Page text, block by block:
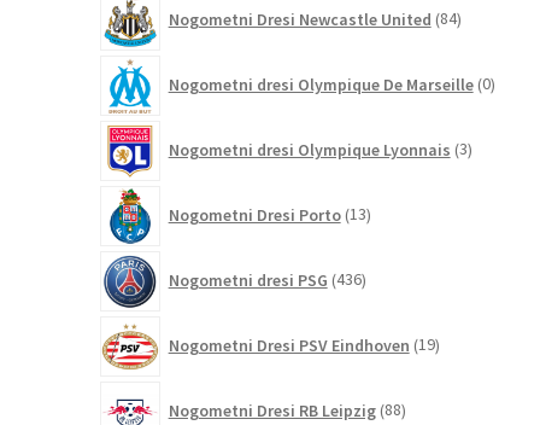
Nogometni Dresi Newcastle United 84izdelkov
Nogometni dresi Olympique De Marseille 0
Nogometni dresi Olympique Lyonnais 3izdelki
Nogometni Dresi Porto 13izdelkov
Nogometni dresi PSG 436izdelkov
Nogometni Dresi PSV Eindhoven 19izdelkov
Nogometni Dresi RB Leipzig 88izdelkov